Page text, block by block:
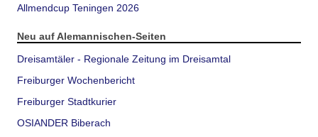
Allmendcup Teningen 2026
Neu auf Alemannischen-Seiten
Dreisamtäler - Regionale Zeitung im Dreisamtal
Freiburger Wochenbericht
Freiburger Stadtkurier
OSIANDER Biberach